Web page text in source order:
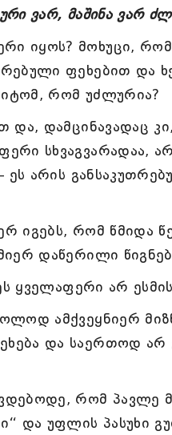
ვარ, მაშინა ვარ
იყოს? მოხუცი,
ფეხებით და
რომ უძლურია?
და, დამცინავადაც
სხვაგვარადაა,
ეს არის
იგებს, რომ წმიდა
დაწერილი
ყველაფერი არ
ამქვეყნიერ
და საერთოდ არ
რომ პავლე
და უფლის პასუხი